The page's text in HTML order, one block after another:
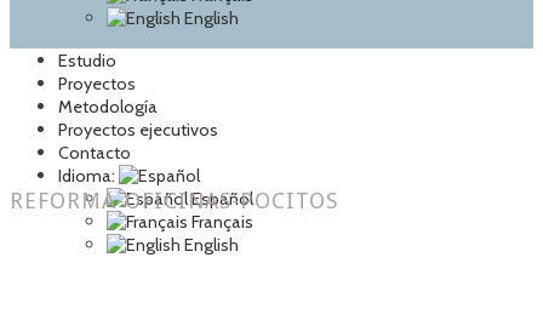
English
Estudio
Proyectos
Metodología
Proyectos ejecutivos
Contacto
Idioma:
Español
Français
English
REFORMA-OFICINAS-POCITOS